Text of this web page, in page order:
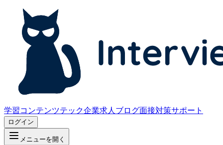
学習コンテンツテック企業求人 ブログ面接対策サポート
ログイン
メニューを開く